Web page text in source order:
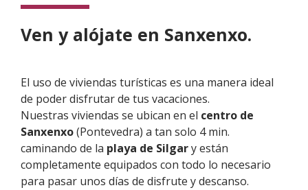
Ven y alójate en Sanxenxo.
El uso de viviendas turísticas es una manera ideal
de poder disfrutar de tus vacaciones.
Nuestras viviendas se ubican en el centro de
Sanxenxo(Pontevedra) a tan solo 4 min.
caminando de la playa de Silgary están
completamente equipados con todo lo necesario
para pasar unos días de disfrute y descanso.